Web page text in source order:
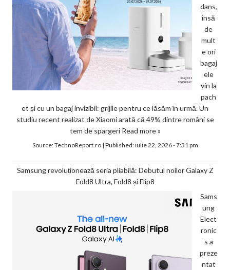
dans,
însă
de
mult
e ori
bagaj
ele
vin la
pach
et și cu un bagaj invizibil: grijile pentru ce lăsăm în urmă. Un
studiu recent realizat de Xiaomi arată că 49% dintre români se
tem de spargeri Read more »
Source:TechnoReport.ro| Published:iulie 22, 2026 - 7:31 pm
Samsung revoluționează seria pliabilă: Debutul noilor Galaxy Z
Fold8 Ultra, Fold8 și Flip8
Sams
ung
Elect
ronic
s a
preze
ntat